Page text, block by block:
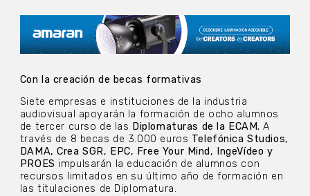
Con la creación de becas formativas
Siete empresas e instituciones de la industria
audiovisual apoyarán la formación de ocho alumnos
de tercer curso de las Diplomaturas de la ECAM. A
través de 8 becas de 3.000 euros Telefónica Studios,
DAMA, Crea SGR, EPC, Free Your Mind, IngeVídeo y
PROES impulsarán la educación de alumnos con
recursos limitados en su último año de formación en
las titulaciones de Diplomatura.